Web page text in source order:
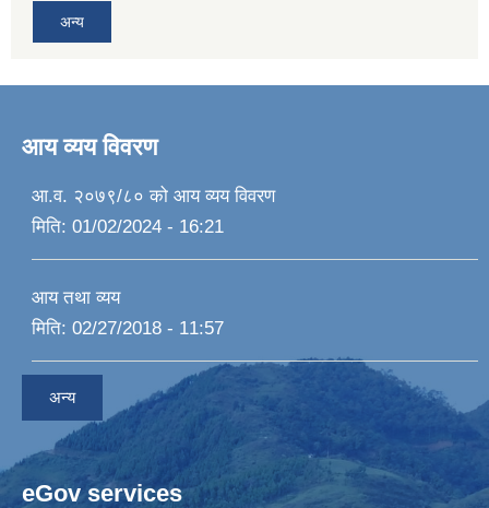
अन्य
आय व्यय विवरण
आ.व. २०७९/८० को आय व्यय विवरण
मिति: 01/02/2024 - 16:21
आय तथा व्यय
मिति: 02/27/2018 - 11:57
अन्य
eGov services